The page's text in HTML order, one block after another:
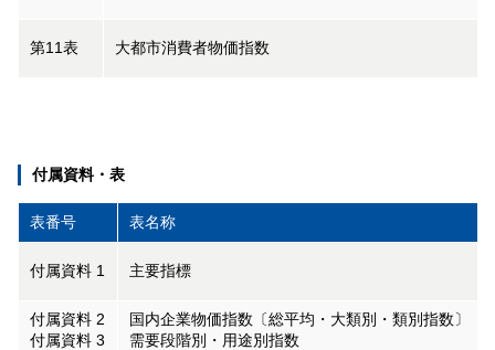
第11表 大都市消費者物価指数
付属資料・表
表番号 表名称
付属資料 1 主要指標
付属資料 2
付属資料 3
国内企業物価指数〔総平均・大類別・類別指数〕
需要段階別・用途別指数